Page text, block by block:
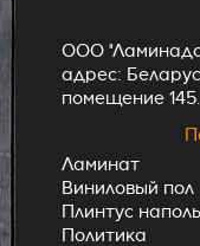
ООО
адрес:
помещение 145.
Ламинат
Виниловый пол
Плинтус
Политика